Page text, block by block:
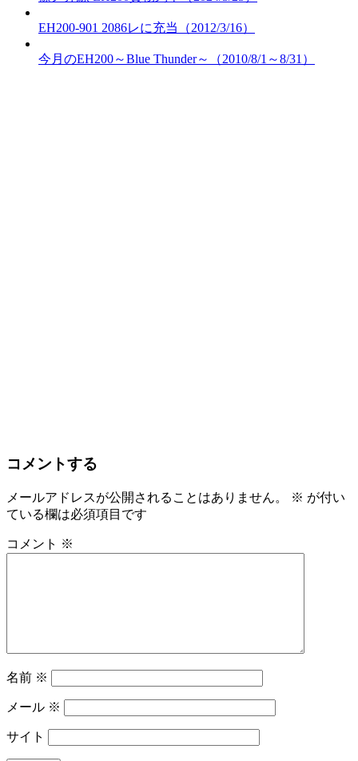
EH200-901 2086レに充当（2012/3/16）
今月のEH200～Blue Thunder～（2010/8/1～8/31）
コメントする
メールアドレスが公開されることはありません。 ※ が付い
ている欄は必須項目です
コメント ※
名前 ※
メール ※
サイト